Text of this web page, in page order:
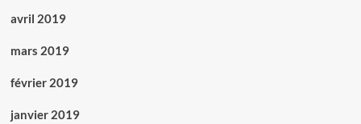
avril 2019
mars 2019
février 2019
janvier 2019